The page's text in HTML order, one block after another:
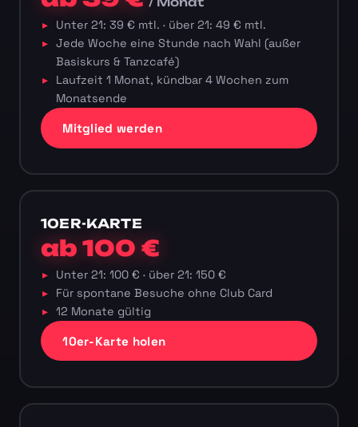
Unter 21: 39 € mtl. · über 21: 49 € mtl.
Jede Woche eine Stunde nach Wahl (außer
Basiskurs & Tanzcafé)
Laufzeit 1 Monat, kündbar 4 Wochen zum
Monatsende
Mitglied werden
10ER-KARTE
ab 100 €
Unter 21: 100 € · über 21: 150 €
Für spontane Besuche ohne Club Card
12 Monate gültig
10er-Karte holen